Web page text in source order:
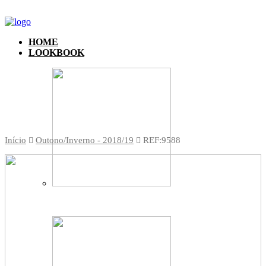
HOME
LOOKBOOK
Início Outono/Inverno - 2018/19 REF:9588